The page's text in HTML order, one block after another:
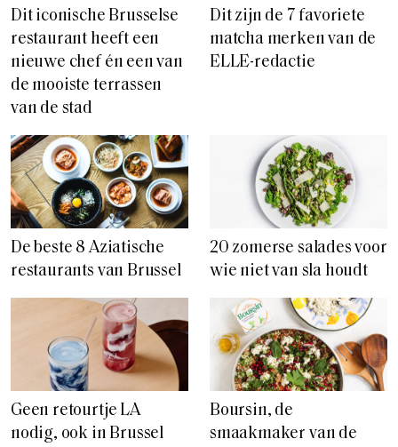
Dit iconische Brusselse
restaurant heeft een
nieuwe chef én een van
de mooiste terrassen
van de stad
Dit zijn de 7 favoriete
matcha merken van de
ELLE-redactie
De beste 8 Aziatische
restaurants van Brussel
20 zomerse salades voor
wie niet van sla houdt
Geen retourtje LA
nodig, ook in Brussel
Boursin, de
smaakmaker van de